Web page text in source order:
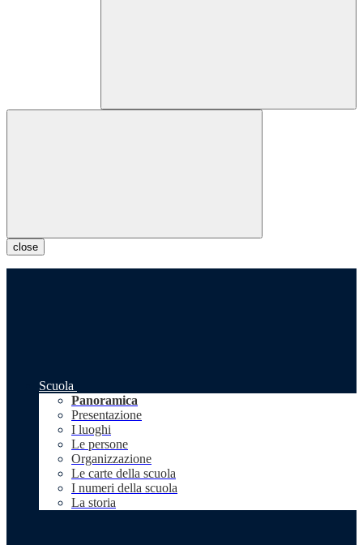
close
Scuola
Panoramica
Presentazione
I luoghi
Le persone
Organizzazione
Le carte della scuola
I numeri della scuola
La storia